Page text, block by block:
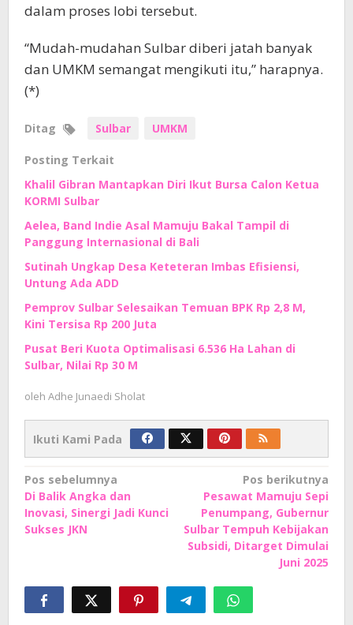
dalam proses lobi tersebut.
“Mudah-mudahan Sulbar diberi jatah banyak
dan UMKM semangat mengikuti itu,” harapnya.
(*)
Ditag Sulbar UMKM
Posting Terkait
Khalil Gibran Mantapkan Diri Ikut Bursa Calon Ketua
KORMI Sulbar
Aelea, Band Indie Asal Mamuju Bakal Tampil di
Panggung Internasional di Bali
Sutinah Ungkap Desa Keteteran Imbas Efisiensi,
Untung Ada ADD
Pemprov Sulbar Selesaikan Temuan BPK Rp 2,8 M,
Kini Tersisa Rp 200 Juta
Pusat Beri Kuota Optimalisasi 6.536 Ha Lahan di
Sulbar, Nilai Rp 30 M
oleh Adhe Junaedi Sholat
Ikuti Kami Pada
Navigasi
pos
Pos sebelumnya
Di Balik Angka dan
Inovasi, Sinergi Jadi Kunci
Sukses JKN
Pos berikutnya
Pesawat Mamuju Sepi
Penumpang, Gubernur
Sulbar Tempuh Kebijakan
Subsidi, Ditarget Dimulai
Juni 2025